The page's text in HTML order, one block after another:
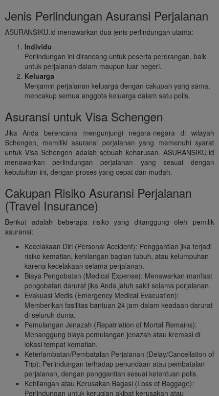
Jenis Perlindungan Asuransi Perjalanan
ASURANSIKU.id menawarkan dua jenis perlindungan utama:
Individu
Perlindungan ini dirancang untuk peserta perorangan, baik
untuk perjalanan dalam maupun luar negeri.
Keluarga
Menjamin perjalanan keluarga dengan cakupan yang sama,
mencakup semua anggota keluarga dalam satu polis.
Asuransi untuk Visa Schengen
Jika Anda berencana mengunjungi negara-negara di wilayah
Schengen, memiliki asuransi perjalanan yang memenuhi syarat
untuk Visa Schengen adalah sebuah keharusan. ASURANSIKU.id
menawarkan perlindungan perjalanan yang sesuai dengan
kebutuhan ini, dengan proses yang cepat dan mudah.
Cakupan Risiko Asuransi Perjalanan
(Travel Insurance)
Berikut adalah beberapa risiko yang ditanggung oleh pemilik
asuransi:
Kecelakaan Diri (Personal Accident): Penggantian jika terjadi
risiko kematian, kehilangan bagian tubuh, atau kelumpuhan
karena kecelakaan selama perjalanan.
Biaya Pengobatan (Medical Expense): Menawarkan manfaat
pengobatan darurat jika Anda jatuh sakit selama perjalanan.
Evakuasi Medis (Emergency Medical Evacuation):
Memberikan fasilitas bantuan 24 jam dalam keadaan darurat
di seluruh dunia.
Pemulangan Jenazah (Repatriation of Mortal Remains):
Menanggung biaya pemulangan jenazah atau kremasi di
lokasi tempat kematian.
Keterlambatan/Pembatalan Perjalanan (Delay/Cancellation of
Trip): Perlindungan terhadap penundaan atau pembatalan
perjalanan, dengan penggantian sesuai ketentuan polis.
Kehilangan atau Kerusakan Bagasi (Loss of Baggage):
Perlindungan untuk kerugian akibat kerusakan atau